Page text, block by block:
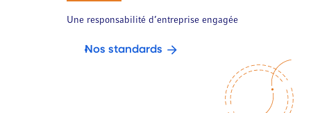
Une responsabilité d’entreprise engagée
Nos standards